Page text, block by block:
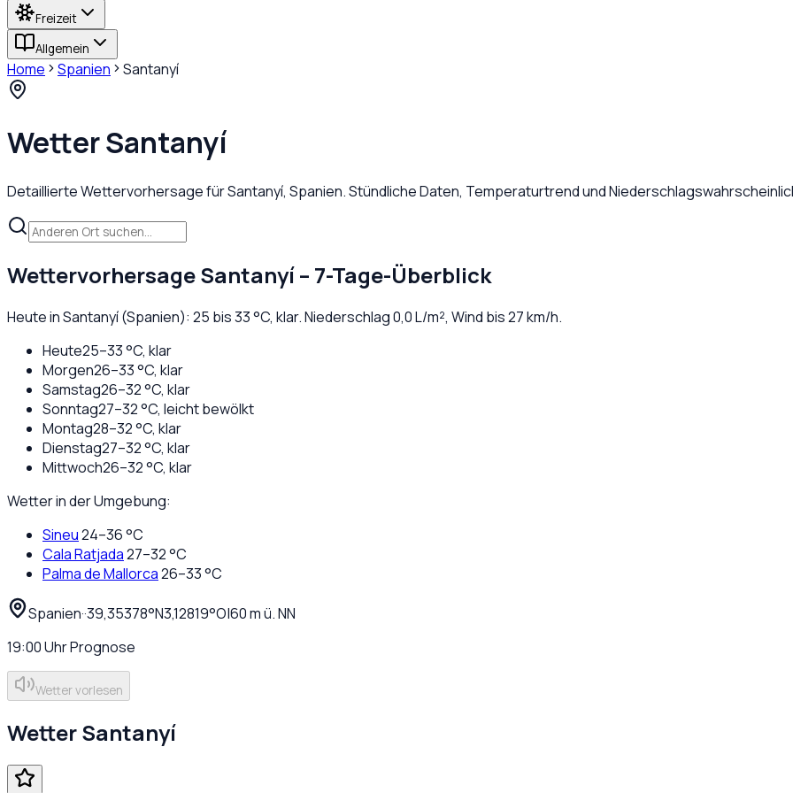
Freizeit
Allgemein
Home Spanien Santanyí
WetterSantanyí
Detaillierte Wettervorhersage fürSantanyí, Spanien. Stündliche Daten, Temperaturtrend und
WettervorhersageSantanyí– 7-Tage-Überblick
Heute inSantanyí(Spanien): 25 bis33°C, klar. Niederschlag0,0L/m², Wind bis27km/h.
Heute25–33°C, klar
Morgen26–33°C, klar
Samstag26–32°C, klar
Sonntag27–32°C, leicht bewölkt
Montag28–32°C, klar
Dienstag27–32°C, klar
Mittwoch26–32°C, klar
Wetter in der Umgebung:
Sineu24–36°C
Cala Ratjada27–32°C
Palma de Mallorca26–33°C
Spanien··39,35378°N3,12819°O|60m ü. NN
19:00UhrPrognose
Wetter vorlesen
WetterSantanyí